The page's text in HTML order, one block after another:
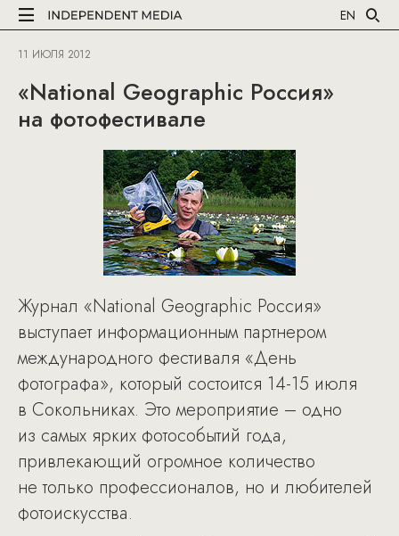
EN
11 ИЮЛЯ 2012
«National Geographic Россия»
на фотофестивале
Журнал «National Geographic Россия»
выступает информационным партнером
международного фестиваля «День
фотографа», который состоится 14-15 июля
в Сокольниках. Это мероприятие – одно
из самых ярких фотособытий года,
привлекающий огромное количество
не только профессионалов, но и любителей
фотоискусства.